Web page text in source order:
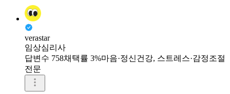
verastar
임상심리사
답변수 758채택률 3%마음·정신건강, 스트레스·감정조절
전문